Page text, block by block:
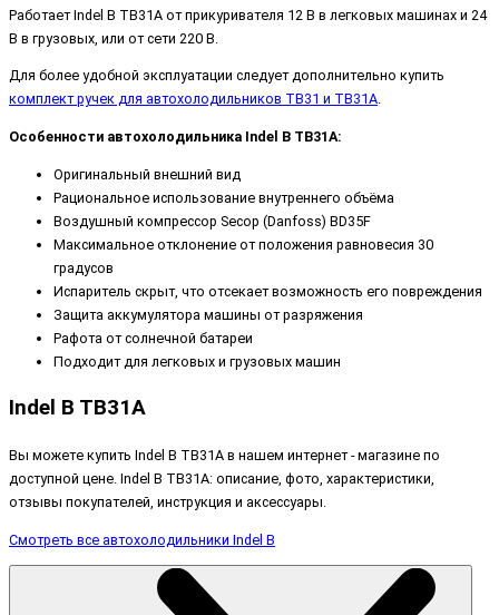
Работает Indel B TB31A от прикуривателя 12 В в легковых машинах и 24
В в грузовых, или от сети 220 В.
Для более удобной эксплуатации следует дополнительно купить
комплект ручек для автохолодильников TB31 и TB31А.
Особенности автохолодильника Indel B TB31A:
Оригинальный внешний вид
Рациональное использование внутреннего объёма
Воздушный компрессор Secop (Danfoss) BD35F
Максимальное отклонение от положения равновесия 30
градусов
Испаритель скрыт, что отсекает возможность его повреждения
Защита аккумулятора машины от разряжения
Рафота от солнечной батареи
Подходит для легковых и грузовых машин
Indel B TB31A
Вы можете купить Indel B TB31A в нашем интернет - магазине по
доступной цене. Indel B TB31A: описание, фото, характеристики,
отзывы покупателей, инструкция и аксессуары.
Смотреть все автохолодильники Indel B